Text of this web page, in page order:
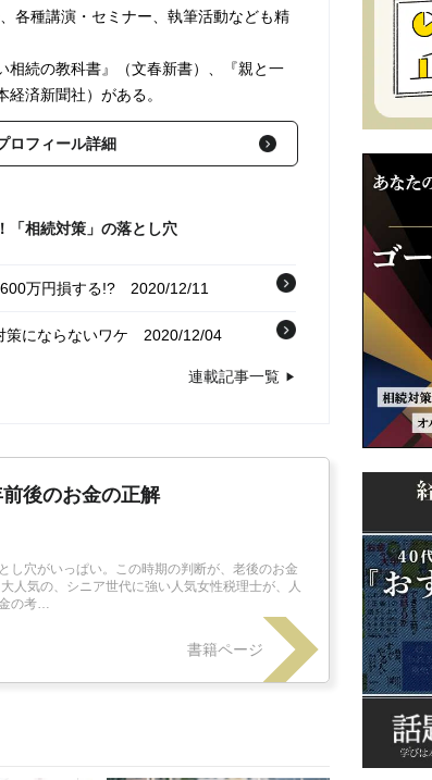
各種講演・セミナー、執筆活動なども精
相続の教科書』（文春新書）、『親と一
済新聞社）がある。
ロフィール詳細
「相続対策」の落とし穴
万円損する!? 2020/12/11
策にならないワケ 2020/12/04
連載記事一覧
後のお金の正解
し穴がいっぱい。この時期の判断が、老後のお金
人気の、シニア世代に強い人気女性税理士が、人
の考…
書籍ページ